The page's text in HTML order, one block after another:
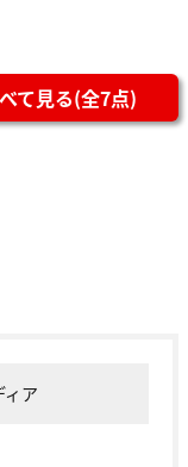
て見る(全7点)
ア